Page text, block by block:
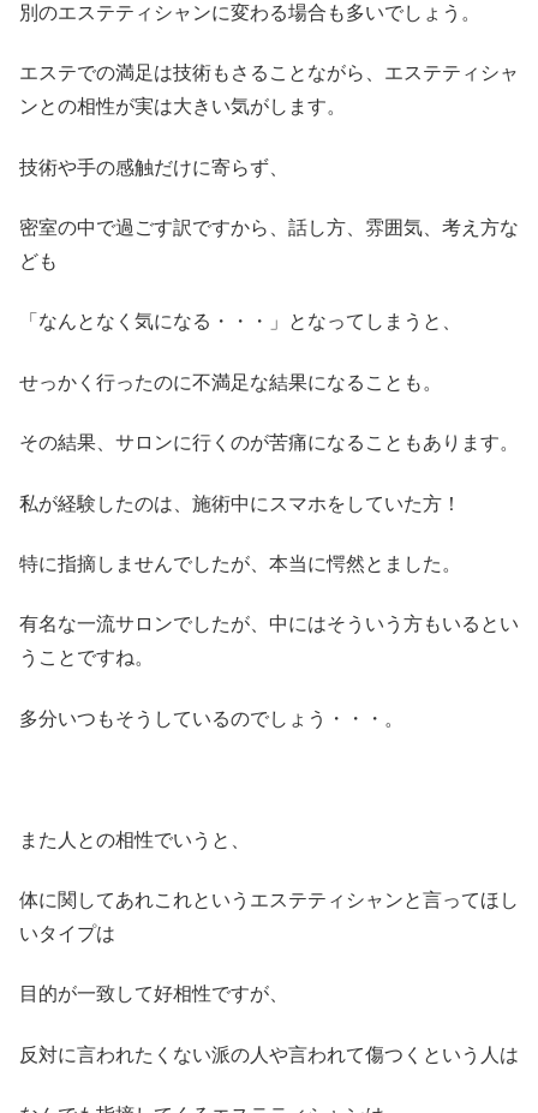
別のエステティシャンに変わる場合も多いでしょう。
エステでの満足は技術もさることながら、エステティシャ
ンとの相性が実は大きい気がします。
技術や手の感触だけに寄らず、
密室の中で過ごす訳ですから、話し方、雰囲気、考え方な
ども
「なんとなく気になる・・・」となってしまうと、
せっかく行ったのに不満足な結果になることも。
その結果、サロンに行くのが苦痛になることもあります。
私が経験したのは、施術中にスマホをしていた方！
特に指摘しませんでしたが、本当に愕然とました。
有名な一流サロンでしたが、中にはそういう方もいるとい
うことですね。
多分いつもそうしているのでしょう・・・。
また人との相性でいうと、
体に関してあれこれというエステティシャンと言ってほし
いタイプは
目的が一致して好相性ですが、
反対に言われたくない派の人や言われて傷つくという人は